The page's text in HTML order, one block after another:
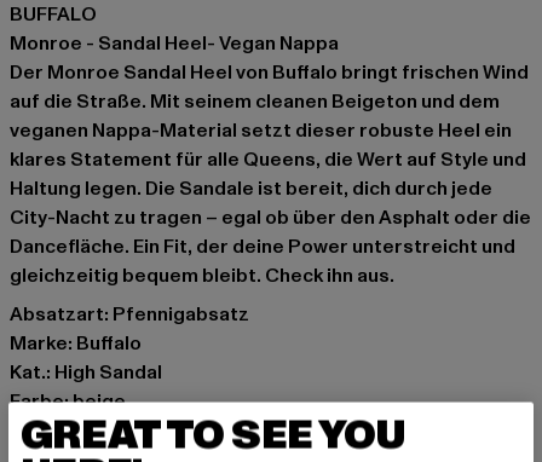
BUFFALO
Monroe - Sandal Heel- Vegan Nappa
Der Monroe Sandal Heel von Buffalo bringt frischen Wind
auf die Straße. Mit seinem cleanen Beigeton und dem
veganen Nappa-Material setzt dieser robuste Heel ein
klares Statement für alle Queens, die Wert auf Style und
Haltung legen. Die Sandale ist bereit, dich durch jede
City-Nacht zu tragen – egal ob über den Asphalt oder die
Dancefläche. Ein Fit, der deine Power unterstreicht und
gleichzeitig bequem bleibt. Check ihn aus.
Absatzart: Pfennigabsatz
Marke: Buffalo
Kat.: High Sandal
Farbe: beige
Hersteller Farbe: pearl white
GREAT TO SEE YOU